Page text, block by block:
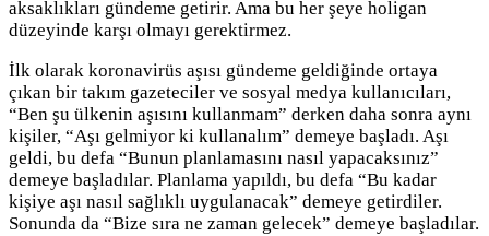
aksaklıkları gündeme getirir. Ama bu her şeye holigan
düzeyinde karşı olmayı gerektirmez.
İlk olarak koronavirüs aşısı gündeme geldiğinde ortaya
çıkan bir takım gazeteciler ve sosyal medya kullanıcıları,
“Ben şu ülkenin aşısını kullanmam” derken daha sonra aynı
kişiler, “Aşı gelmiyor ki kullanalım” demeye başladı. Aşı
geldi, bu defa “Bunun planlamasını nasıl yapacaksınız”
demeye başladılar. Planlama yapıldı, bu defa “Bu kadar
kişiye aşı nasıl sağlıklı uygulanacak” demeye getirdiler.
Sonunda da “Bize sıra ne zaman gelecek” demeye başladılar.